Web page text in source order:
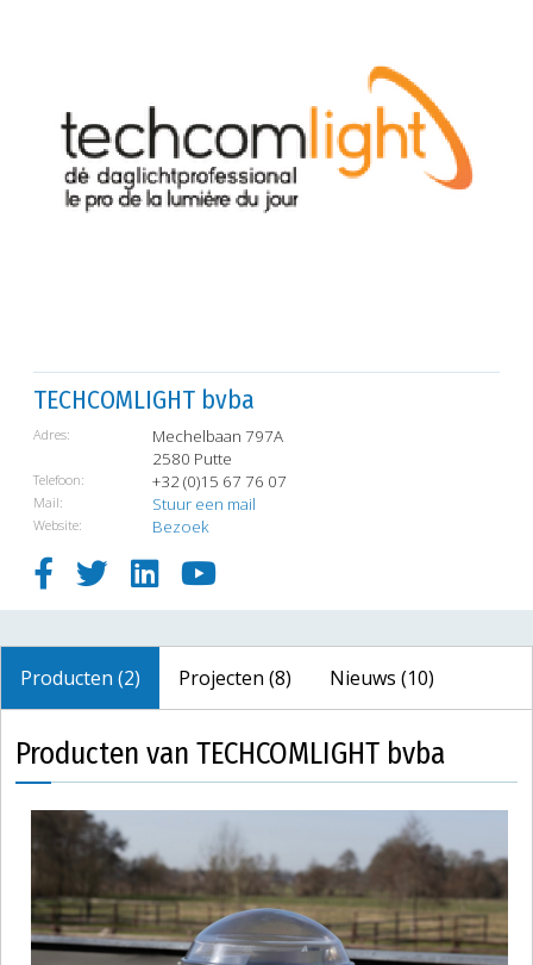
TECHCOMLIGHT bvba
Adres:
Mechelbaan 797A
2580 Putte
Telefoon: +32 (0)15 67 76 07
Mail: Stuur een mail
Website: Bezoek
Producten (2) Projecten (8) Nieuws (10)
Producten van TECHCOMLIGHT bvba